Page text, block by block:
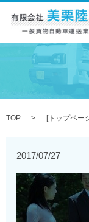
TOP [トップペー
2017/07/27